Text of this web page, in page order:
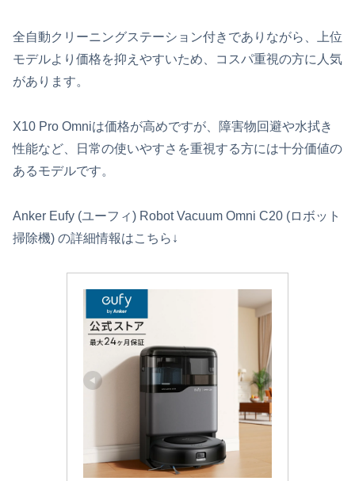
全自動クリーニングステーション付きでありながら、上位
モデルより価格を抑えやすいため、コスパ重視の方に人気
があります。
X10 Pro Omniは価格が高めですが、障害物回避や水拭き
性能など、日常の使いやすさを重視する方には十分価値の
あるモデルです。
Anker Eufy (ユーフィ) Robot Vacuum Omni C20 (ロボット
掃除機) の詳細情報はこちら↓